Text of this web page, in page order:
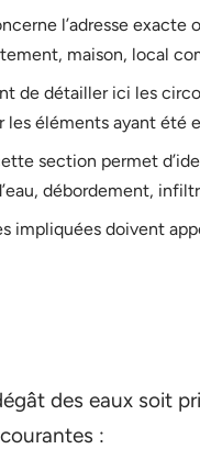
l’adresse exacte
maison, local
de détailler ici les
les éléments ayant été
section permet
débordement,
impliquées doivent
des eaux soit
: